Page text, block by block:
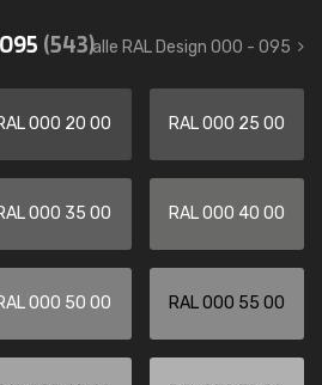
(543)alle RAL Design 000 - 095
000 20 00 RAL 000 25 00
000 35 00 RAL 000 40 00
000 50 00 RAL 000 55 00